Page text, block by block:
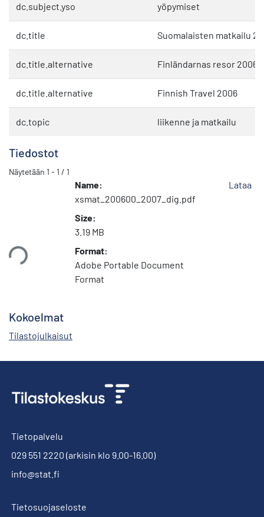
dc.subject.yso yöpymiset
dc.title Suomalaisten matkailu
dc.title.alternative Finländarnas resor 2006
dc.title.alternative Finnish Travel 2006
dc.topic liikenne ja matkailu
Tiedostot
Näytetään 1 - 1 / 1
Name:
xsmat_200600_2007_dig.pdf
Size:
3.19 MB
Format:
Adobe Portable Document
Format
Lataa
Kokoelmat
Tilastojulkaisut
Tietopalvelu
029 551 2220 (arkisin klo 9.00-16.00)
info@stat.fi
Tietosuojaseloste